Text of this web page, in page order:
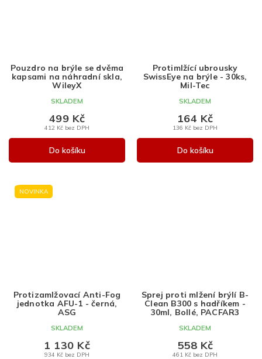
Pouzdro na brýle se dvěma
kapsami na náhradní skla,
WileyX
SKLADEM
412 Kč bez DPH
499 Kč
Do košíku
Protimlžící ubrousky
SwissEye na brýle - 30ks,
Mil-Tec
SKLADEM
136 Kč bez DPH
164 Kč
Do košíku
NOVINKA
Protizamlžovací Anti-Fog
jednotka AFU-1 - černá,
ASG
SKLADEM
934 Kč bez DPH
1 130 Kč
Sprej proti mlžení brýlí B-
Clean B300 s hadříkem -
30ml, Bollé, PACFAR3
SKLADEM
461 Kč bez DPH
558 Kč